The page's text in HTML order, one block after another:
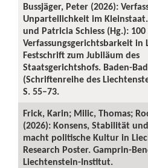
Bussjäger, Peter (2026):
Unparteilichkeit im
und Patricia Schiess (Hg.): 100
Verfassungsgerichtsbarkeit in
Festschrift zum Jubiläum des
Staatsgerichtshofs. Baden-
(Schriftenreihe des
S. 55–73.
Frick, Karin; Milic, Thomas;
(2026): Konsens, Stabilität
macht politische Kultur in
Research Poster. Gamprin-
Liechtenstein-Institut.